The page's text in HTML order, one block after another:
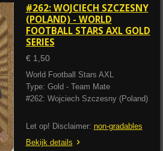
#262: WOJCIECH SZCZESNY
(POLAND) - WORLD
FOOTBALL STARS AXL GOLD
SERIES
€ 1,50
World Football Stars AXL
Type: Gold - Team Mate
#262: Wojciech Szczesny (Poland)
Let op! Disclaimer: non-gradables
Bekijk details